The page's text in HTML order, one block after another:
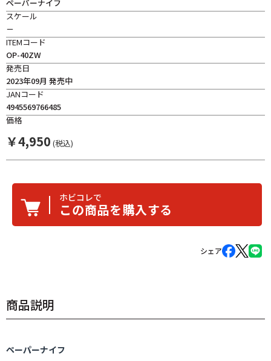
ペーパーナイフ
スケール
－
ITEMコード
OP-40ZW
発売日
2023年09月 発売中
JANコード
4945569766485
価格
￥4,950 (税込)
ホビコレで
この商品を購入する
シェア
商品説明
ペーパーナイフ